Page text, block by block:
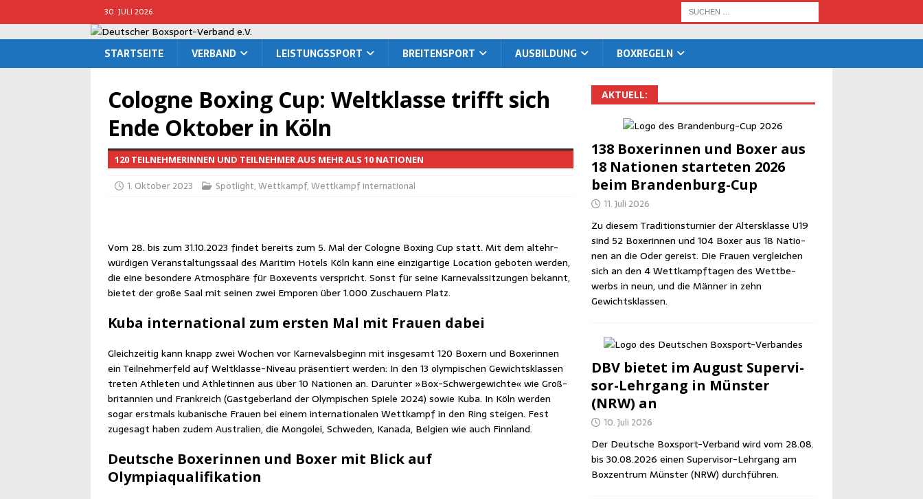
30. JULI 2026
START­SEI­TE VER­BAND LEIS­TUNGS­SPORT BREI­TEN­SPORT AUS­BIL­DUNG BOX­RE­GELN
Colo­gne Boxing Cup: Welt­klas­se trifft sich
Ende Okto­ber in Köln
120 TEILNEHMERINNEN UND TEILNEHMER AUS MEHR ALS 10 NATIONEN
1. Oktober 2023 Spotlight,Wettkampf,Wettkampf international
Vom 28. bis zum 31.10.2023 fin­det bereits zum 5. Mal der Colo­gne Boxing Cup statt. Mit dem alt­ehr­
wür­di­gen Ver­an­stal­tungs­saal des Mari­tim Hotels Köln kann eine ein­zig­ar­ti­ge Loca­ti­on gebo­ten wer­den,
die eine beson­de­re Atmo­sphä­re für Boxe­vents ver­spricht. Sonst für sei­ne Kar­ne­vals­sit­zun­gen bekannt,
bie­tet der gro­ße Saal mit sei­nen zwei Empo­ren über 1.000 Zuschau­ern Platz.
Kuba inter­na­tio­nal zum ers­ten Mal mit Frau­en dabei
Gleich­zei­tig kann knapp zwei Wochen vor Kar­ne­vals­be­ginn mit ins­ge­samt 120 Boxern und Boxe­rin­nen
ein Teil­neh­mer­feld auf Welt­klas­se-Niveau prä­sen­tiert wer­den: In den 13 olym­pi­schen Gewichts­klas­sen
tre­ten Ath­le­ten und Ath­le­tin­nen aus über 10 Natio­nen an. Dar­un­ter »Box-Schwer­ge­wich­te« wie Groß­
bri­tan­ni­en und Frank­reich (Gast­ge­ber­land der Olym­pi­schen Spie­le 2024) sowie Kuba. In Köln wer­den
sogar erst­mals kuba­ni­sche Frau­en bei einem inter­na­tio­na­len Wett­kampf in den Ring stei­gen. Fest
zuge­sagt haben zudem Aus­tra­li­en, die Mon­go­lei, Schwe­den, Kana­da, Bel­gi­en wie auch Finnland.
Deut­sche Boxe­rin­nen und Boxer mit Blick auf
Olympiaqualifikation
AKTU­ELL:
138 Boxe­rin­nen und Boxer aus
18 Natio­nen star­te­ten 2026
beim Brandenburg-Cup
11. Juli 2026
Zu die­sem Tra­di­ti­ons­tur­nier der Alters­klas­se U19
sind 52 Boxe­rin­nen und 104 Boxer aus 18 Natio­
nen an die Oder gereist. Die Frau­en ver­glei­chen
sich an den 4 Wett­kampf­ta­gen des Wett­be­
werbs in neun, und die Män­ner in zehn
Gewichtsklassen.
DBV bie­tet im August Super­vi­
sor-Lehr­gang in Müns­ter
(NRW) an
10. Juli 2026
Der Deut­sche Box­sport-Ver­band wird vom 28.08.
bis 30.08.2026 einen Super­vi­sor-Lehr­gang am
Box­zen­trum Müns­ter (NRW) durchführen.